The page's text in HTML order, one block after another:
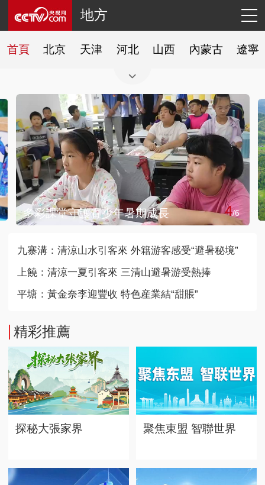
地方
首頁 北京 天津 河北 山西 內蒙古 遼寧
多彩課堂守護青少年暑期成長 4/6
九寨溝：清涼山水引客來 外籍游客感受“避暑秘境”
上饒：清涼一夏引客來 三清山避暑游受熱捧
平塘：黃金奈李迎豐收 特色産業結“甜賬”
精彩推薦
探秘大張家界 聚焦東盟 智聯世界